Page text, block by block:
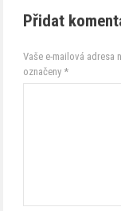
Přidat
Vaše e-mailová adresa
označeny *